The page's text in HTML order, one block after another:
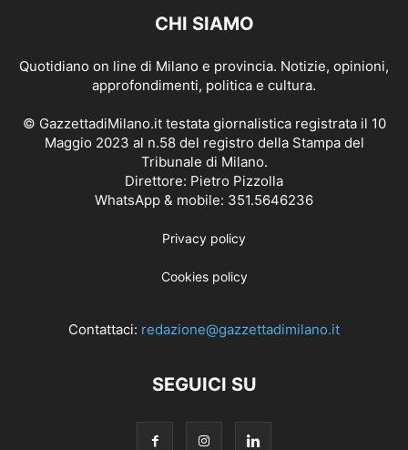
CHI SIAMO
Quotidiano on line di Milano e provincia. Notizie, opinioni,
approfondimenti, politica e cultura.
© GazzettadiMilano.it testata giornalistica registrata il 10
Maggio 2023 al n.58 del registro della Stampa del
Tribunale di Milano.
Direttore: Pietro Pizzolla
WhatsApp & mobile: 351.5646236
Privacy policy
Cookies policy
Contattaci: redazione@gazzettadimilano.it
SEGUICI SU